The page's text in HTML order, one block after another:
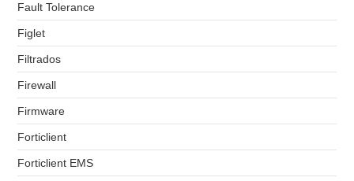
Fault Tolerance
Figlet
Filtrados
Firewall
Firmware
Forticlient
Forticlient EMS